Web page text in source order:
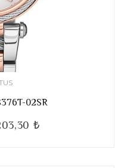
02SR
₺